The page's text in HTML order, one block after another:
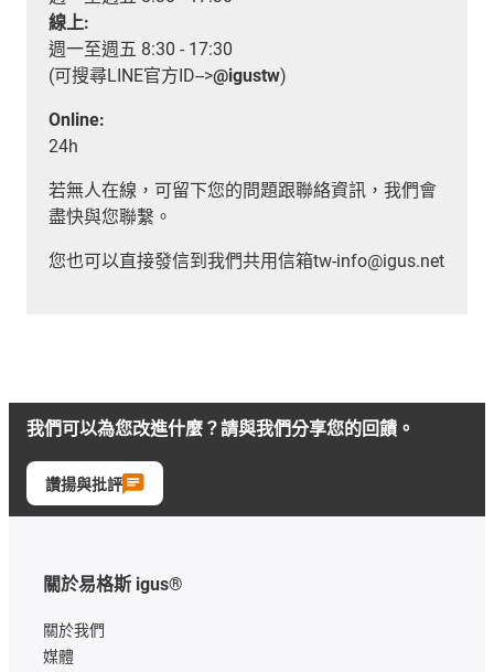
線上:
週一至週五 8:30 - 17:30
(可搜尋LINE官方ID-->@igustw)
Online:
24h
若無人在線，可留下您的問題跟聯絡資訊，我們會
盡快與您聯繫。
您也可以直接發信到我們共用信箱tw-info@igus.net
我們可以為您改進什麼？請與我們分享您的回饋。
讚揚與批評
關於易格斯 igus®
關於我們
媒體